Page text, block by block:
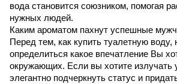
вода становится союзником, помогая
нужных людей.
Каким ароматом пахнут успешные
Перед тем, как купить туалетную воду,
определиться какое впечатление Вы
окружающих. Если вы хотите излучать
элегантно подчеркнуть статус и